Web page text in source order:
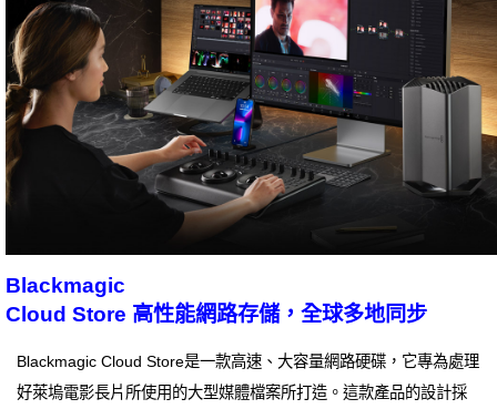
Blackmagic
Cloud Store 高性能網路存儲，全球多地同步
Blackmagic Cloud Store是一款高速、大容量網路硬碟，它專為處理
好萊塢電影長片所使用的大型媒體檔案所打造。這款產品的設計採